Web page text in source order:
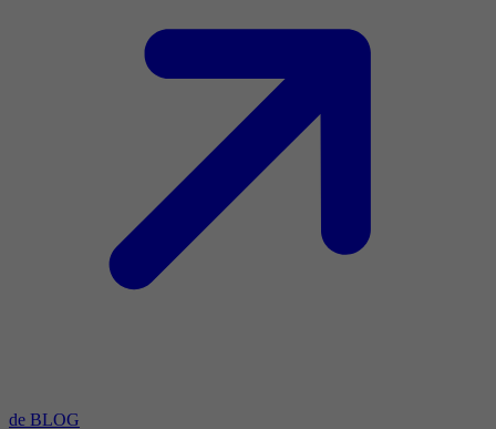
de BLOG